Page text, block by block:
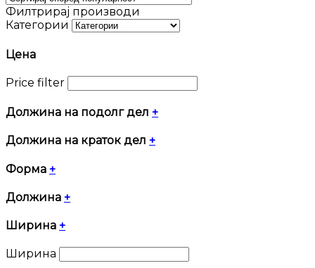
Филтрирај производи
Категории
Цена
Price filter
Должина на подолг дел +
Должина на краток дел +
Форма +
Должина +
Ширина +
Ширина